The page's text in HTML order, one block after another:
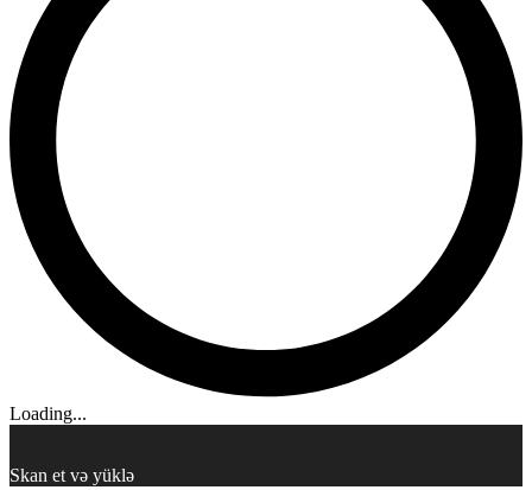
Loading...
Skan et və yüklə